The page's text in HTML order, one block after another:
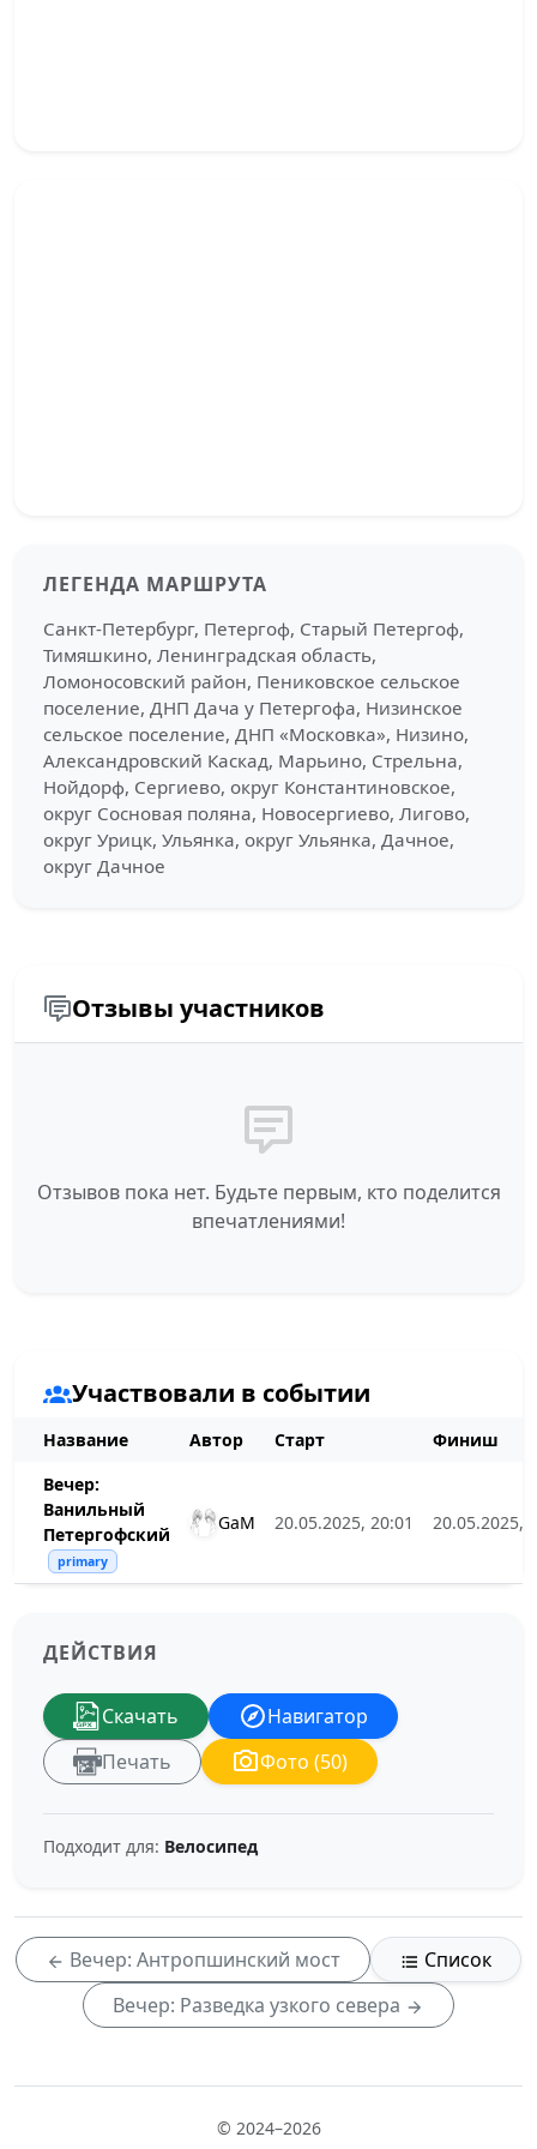
ЛЕГЕНДА МАРШРУТА
Санкт-Петербург, Петергоф, Старый Петергоф,
Тимяшкино, Ленинградская область,
Ломоносовский район, Пениковское сельское
поселение, ДНП Дача у Петергофа, Низинское
сельское поселение, ДНП «Московка», Низино,
Александровский Каскад, Марьино, Стрельна,
Нойдорф, Сергиево, округ Константиновское,
округ Сосновая поляна, Новосергиево, Лигово,
округ Урицк, Ульянка, округ Ульянка, Дачное,
округ Дачное
Отзывы участников
Отзывов пока нет. Будьте первым, кто поделится
впечатлениями!
Участвовали в событии
Название Автор Старт
Финиш
Вечер:
Ванильный
Петергофский
primary
GaM 20.05.2025, 20:01 20.05.2025,
ДЕЙСТВИЯ
Скачать
Навигатор
Печать
Фото (50)
Подходит для: Велосипед
Вечер: Антропшинский мост
Список
Вечер: Разведка узкого севера
© 2024–2026